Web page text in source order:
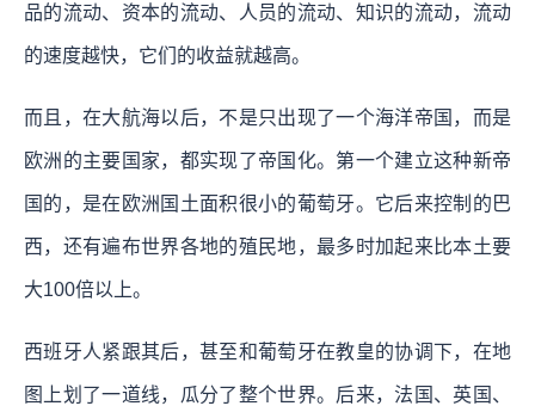
品的流动、资本的流动、人员的流动、知识的流动，流动
的速度越快，它们的收益就越高。
而且，在大航海以后，不是只出现了一个海洋帝国，而是
欧洲的主要国家，都实现了帝国化。第一个建立这种新帝
国的，是在欧洲国土面积很小的葡萄牙。它后来控制的巴
西，还有遍布世界各地的殖民地，最多时加起来比本土要
大100倍以上。
西班牙人紧跟其后，甚至和葡萄牙在教皇的协调下，在地
图上划了一道线，瓜分了整个世界。后来，法国、英国、